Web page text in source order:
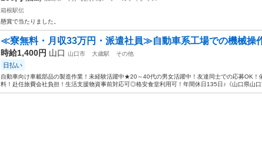
箱根駅伝
懸賞で当たりました。
≪寮無料・月収33万円・派遣社員≫自動車系工場での機械操
時給1,400円 山口 山口市 大歳駅 その他
日払い
自動車向け車載部品の製造作業！未経験活躍中★20～40代の男女活躍中！友達同士での応募OK！
料！赴任旅費会社負担！生活支援物資事前対応可◎格安食堂利用可！年間休日135日♪《山口県山口